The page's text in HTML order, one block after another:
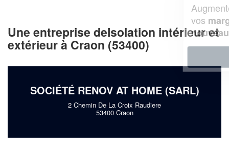
Une entreprise deIsolation intérieur et
extérieur à Craon (53400)
SOCIÉTÉ RENOV AT HOME (SARL)
2 Chemin De La Croix Raudiere
53400 Craon
chiffre d'affaireset
tout en gagnant de
nouveaux clients!
En savoir plus